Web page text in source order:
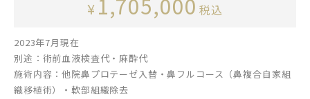
¥ 税込
2023年7月現在
別途：術前血液検査代・麻酔代
施術内容：他院鼻プロテーゼ入替・鼻フルコース（鼻複合自家組
織移植術）・軟部組織除去